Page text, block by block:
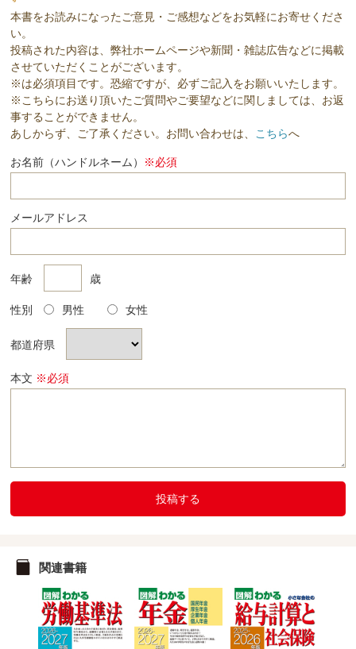
本書をお読みになったご意見・ご感想などをお気軽にお寄せくださ
い。
投稿された内容は、弊社ホームページや新聞・雑誌広告などに掲載
させていただくことがございます。
※は必須項目です。恐縮ですが、必ずご記入をお願いいたします。
※こちらにお送り頂いたご質問やご要望などに関しましては、お返
事することができません。
あしからず、ご了承ください。お問い合わせは、 こちらへ
お名前（ハンドルネーム） ※必須
メールアドレス
年齢 歳
性別 男性 女性
都道府県
本文 ※必須
投稿する
関連書籍